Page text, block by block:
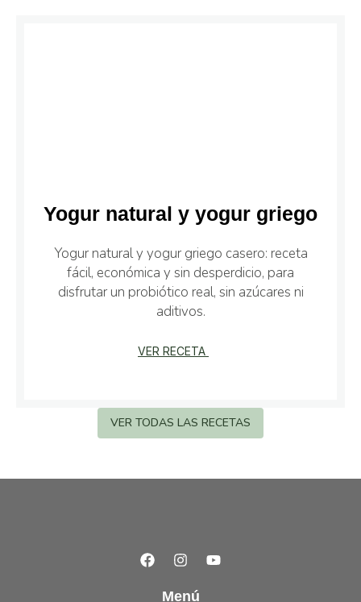
Yogur natural y yogur griego
Yogur natural y yogur griego casero: receta
fácil, económica y sin desperdicio, para
disfrutar un probiótico real, sin azúcares ni
aditivos.
VER RECETA
VER TODAS LAS RECETAS
Menú